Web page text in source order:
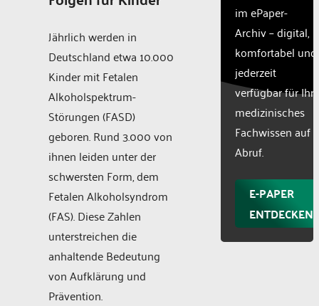
Jährlich werden in
Deutschland etwa 10.000
Kinder mit Fetalen
Alkoholspektrum-
Störungen (FASD)
geboren. Rund 3.000 von
ihnen leiden unter der
schwersten Form, dem
Fetalen Alkoholsyndrom
(FAS). Diese Zahlen
unterstreichen die
anhaltende Bedeutung
von Aufklärung und
Prävention.
im ePaper-
Archiv – digital,
komfortabel und
jederzeit
verfügbar für Ihr
medizinisches
Fachwissen auf
Abruf.
E-PAPER
ENTDECKEN